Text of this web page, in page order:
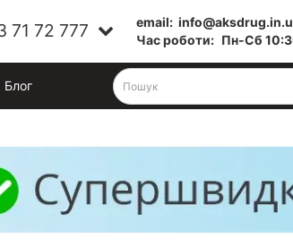
71 72 777 email:
Час роботи: Пн-Cб
Блог